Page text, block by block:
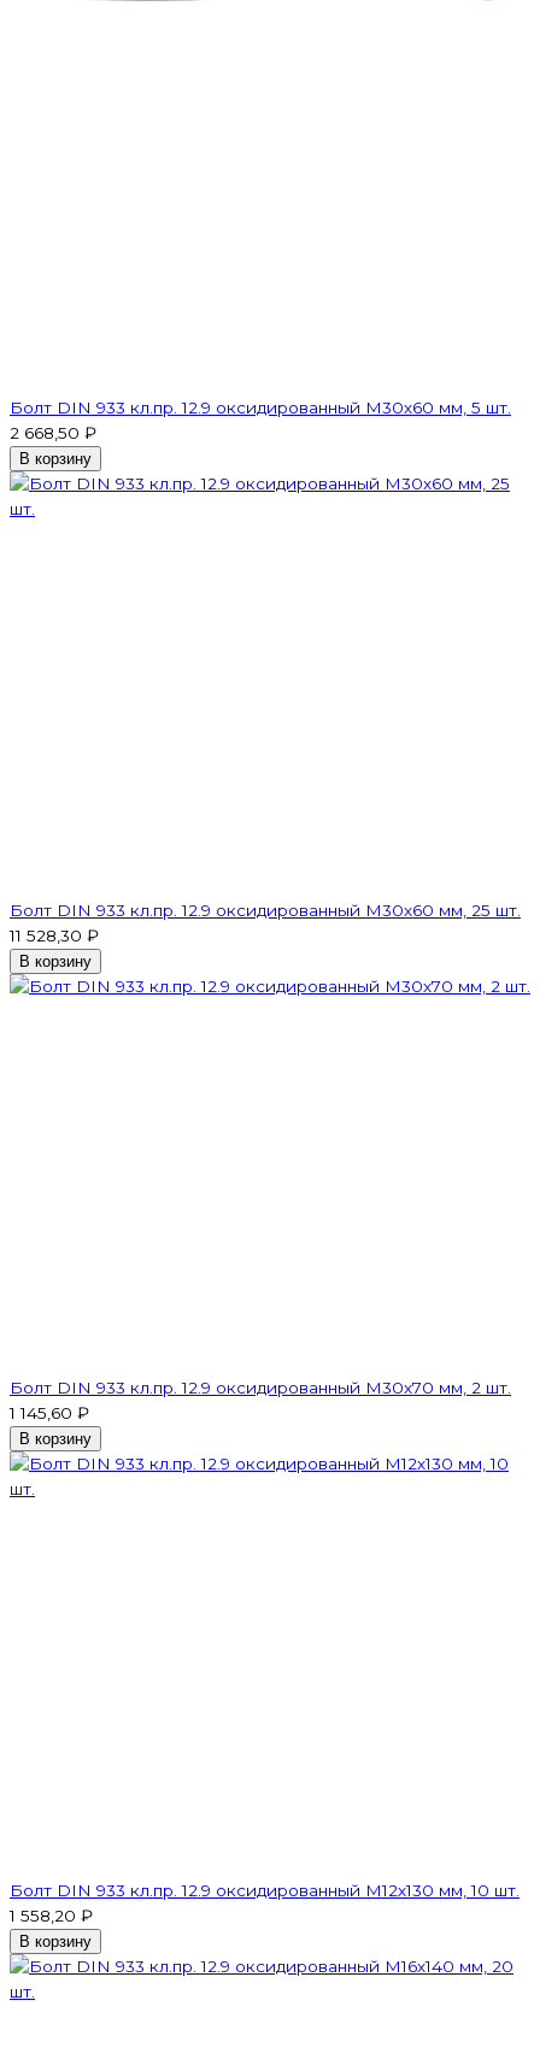
Болт DIN 933 кл.пр. 12.9 оксидированный M30х60 мм, 5 шт.
2 668,50 ₽
В корзину
Болт DIN 933 кл.пр. 12.9 оксидированный M30х60 мм, 25 шт.
11 528,30 ₽
В корзину
Болт DIN 933 кл.пр. 12.9 оксидированный M30х70 мм, 2 шт.
1 145,60 ₽
В корзину
Болт DIN 933 кл.пр. 12.9 оксидированный M12х130 мм, 10 шт.
1 558,20 ₽
В корзину